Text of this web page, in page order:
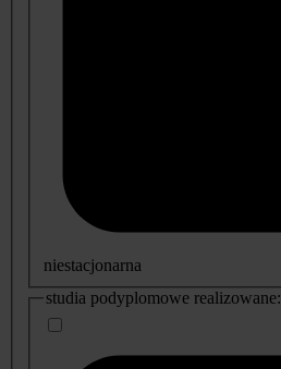
niestacjonarna
studia podyplomowe realizowane: